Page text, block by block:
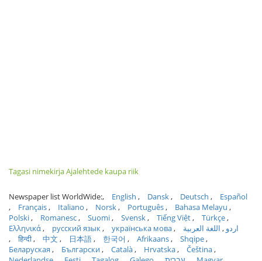
Tagasi nimekirja Ajalehtede kaupa riik
Newspaper list WorldWide: English Dansk Deutsch
Español
Français
Italiano Norsk Português
Bahasa Melayu
Polski
Romanesc Suomi Svensk Tiếng Việt
Türkçe
Ελληνικά
русский язык українська мова اردو
اللغة العربية
हिन्दी
中文 日本語 한국어 Afrikaans
Shqipe
Беларуская
Български Català Hrvatska
Čeština